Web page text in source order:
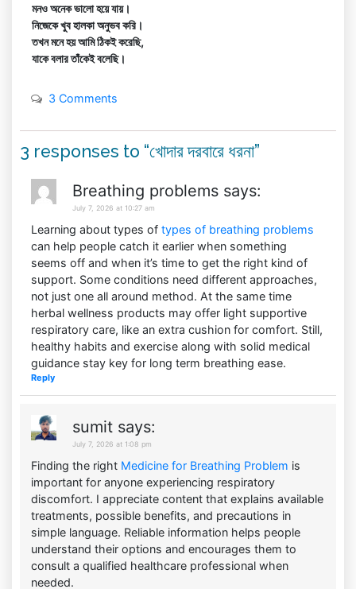
মনও অনেক ভালো হয়ে যায়।
নিজেকে খুব হালকা অনুভব করি।
তখন মনে হয় আমি ঠিকই করেছি,
যাকে বলার তাঁকেই বলেছি।
3 Comments
3 responses to “খোদার দরবারে ধরনা”
Breathing problems says:
July 7, 2026 at 10:27 am
Learning about types oftypes of breathing problems
can help people catch it earlier when something
seems off and when it’s time to get the right kind of
support. Some conditions need different approaches,
not just one all around method. At the same time
herbal wellness products may offer light supportive
respiratory care, like an extra cushion for comfort. Still,
healthy habits and exercise along with solid medical
guidance stay key for long term breathing ease.
Reply
sumit says:
July 7, 2026 at 1:08 pm
Finding the right Medicine for Breathing Problem is
important for anyone experiencing respiratory
discomfort. I appreciate content that explains available
treatments, possible benefits, and precautions in
simple language. Reliable information helps people
understand their options and encourages them to
consult a qualified healthcare professional when
needed.